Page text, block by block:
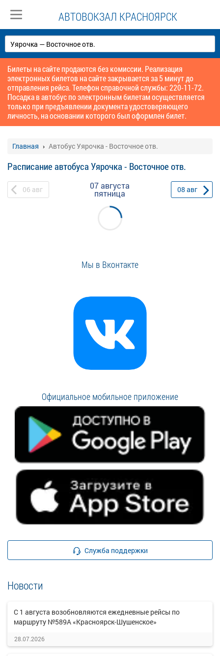
АВТОВОКЗАЛ КРАСНОЯРСК
Билеты на сайте продаются без комиссии. Реализация
электронных билетов на сайте закрывается за 5 минут до
отправления рейса. Телефон справочной службы: 220-11-72.
Посадка в автобус по электронным билетам осуществляется
только при предъявлении документа удостоверяющего
личность, на основании которого был оформлен билет.
Главная Автобус Уярочка - Восточное отв.
Расписание автобуса Уярочка - Восточное отв.
06 авг 07 августа
пятница 08 авг
Мы в Вконтакте
Официальное мобильное приложение
Служба поддержки
Новости
С 1 августа возобновляются ежедневные рейсы по
маршруту №589А «Красноярск-Шушенское»
28.07.2026